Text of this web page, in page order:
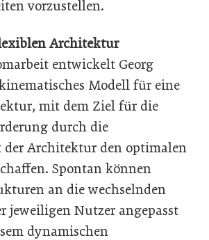
vorzustellen.
Architektur
entwickelt Georg
Modell für eine
mit dem Ziel für die
durch die
der Architektur den optimalen
Spontan können
an die wechselnden
jeweiligen Nutzer angepasst
dynamischen